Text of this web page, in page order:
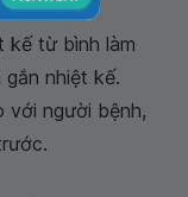
kế từ bình làm
nhiệt kế.
người bệnh,